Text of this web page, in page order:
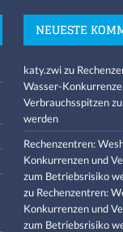
NEUESTE
katy.zwizu
Wasser-
Verbrauchsspitzen
werden
Rechenzentren:
Konkurrenzen und
zum Betriebsrisiko
zu Rechenzentren:
Konkurrenzen und
zum Betriebsrisiko